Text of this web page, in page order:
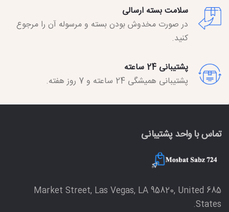
سلامت بسته ارسالی
در صورت مخدوش بودن بسته و مرسوله آن را مرجوع
کنید.
پشتیبانی 24 ساعته
پشتیبانی همیشگی 24 ساعته و 7 روز هفته.
تماس با واحد پشتیبانی
685 Market Street, Las Vegas, LA 95820, United
States.